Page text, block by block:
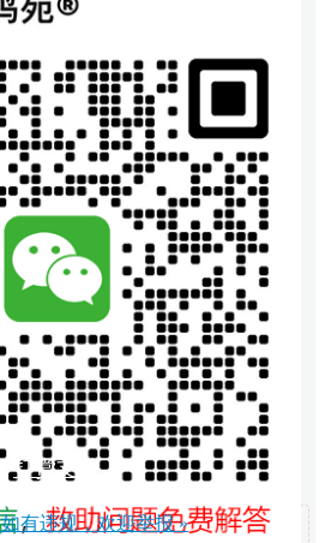
打赏支持
有违规，欢迎举报 »